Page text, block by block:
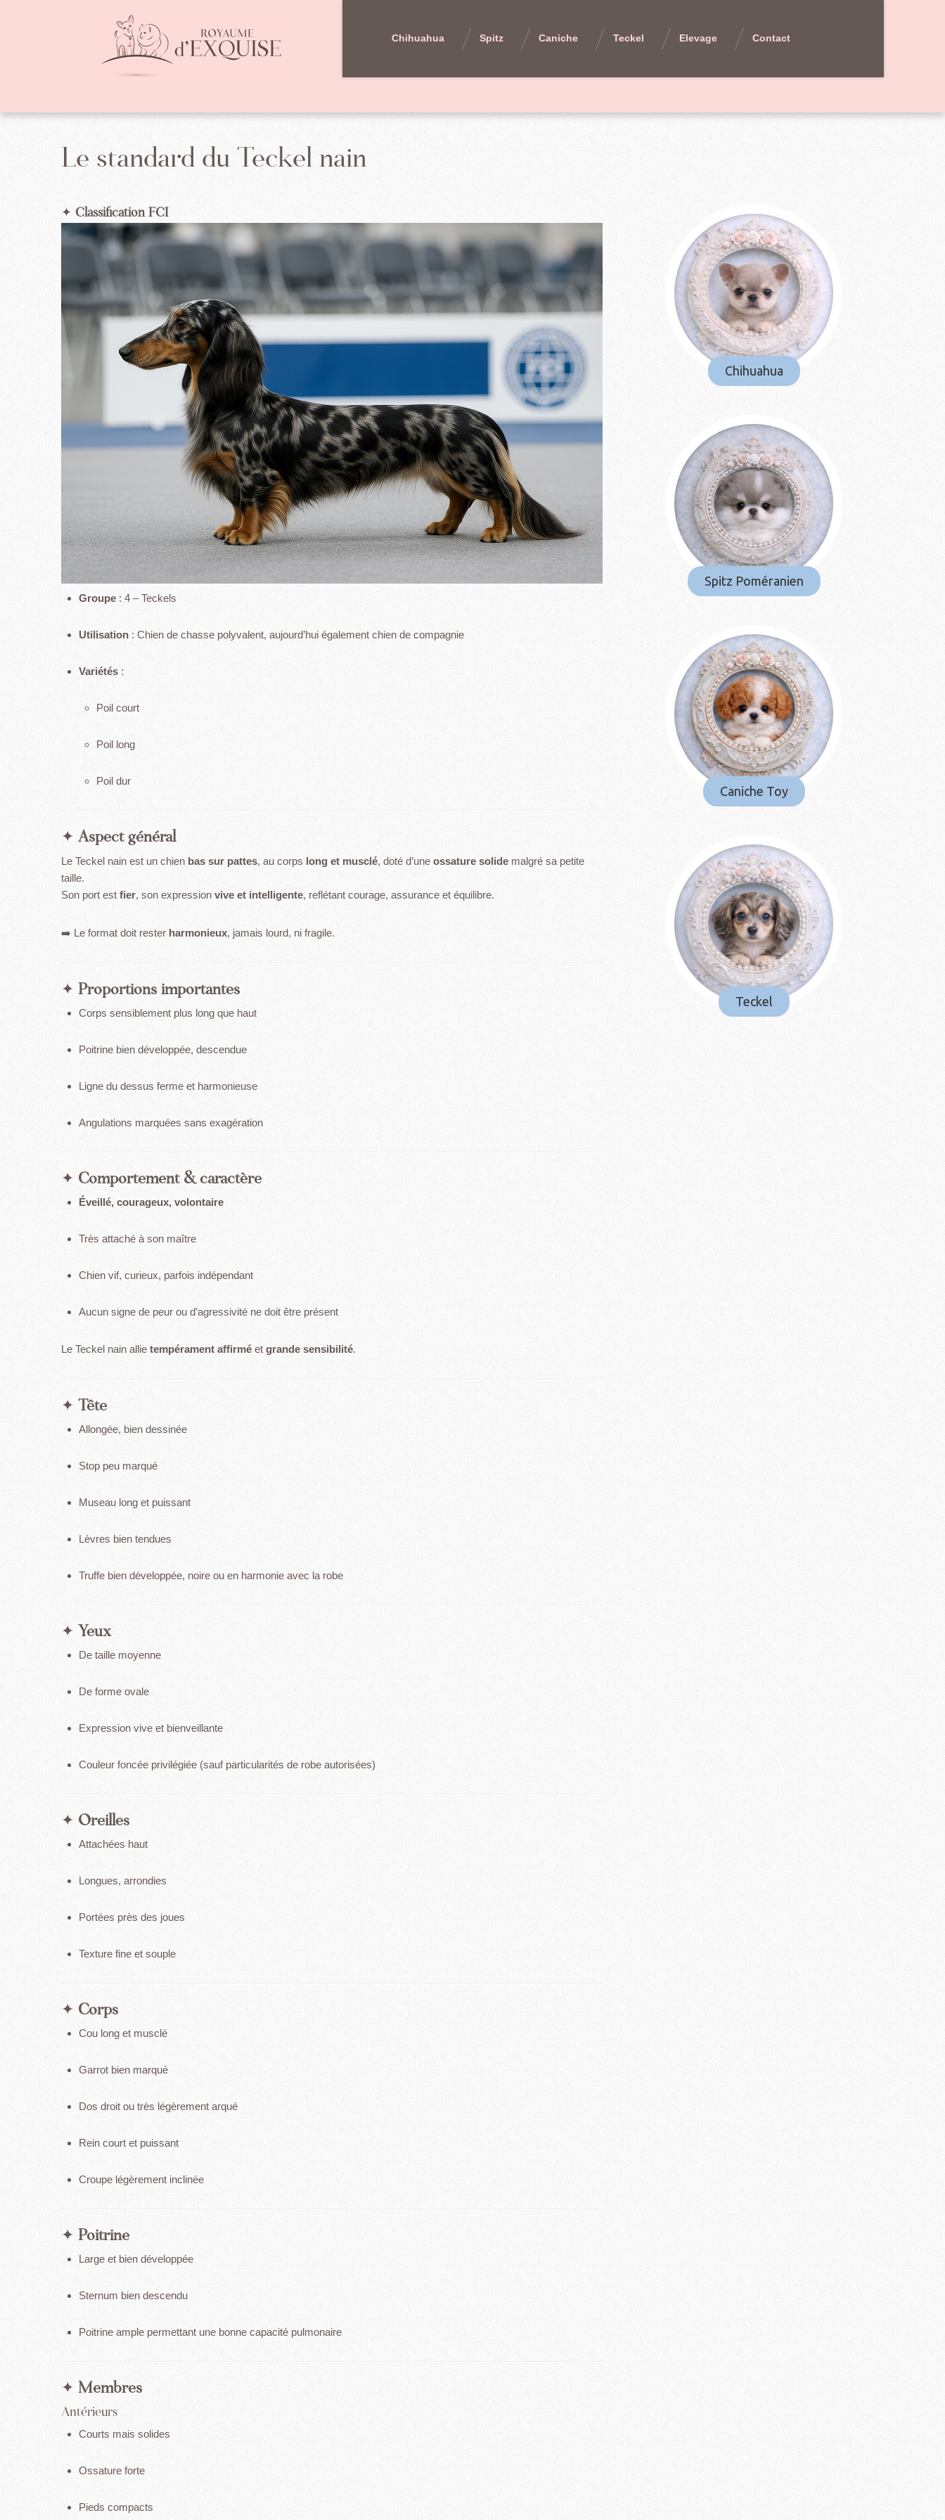
Chihuahua Spitz Caniche Teckel Elevage Contact
Le standard du Teckel nain
✦ Classification FCI
Groupe : 4 – Teckels
Utilisation : Chien de chasse polyvalent, aujourd’hui également chien de compagnie
Variétés :
Poil court
Poil long
Poil dur
✦ Aspect général
Le Teckel nain est un chien bas sur pattes, au corps long et musclé, doté d’une ossature solide malgré sa petite
taille.
Son port est fier, son expression vive et intelligente, reflétant courage, assurance et équilibre.
➡️ Le format doit rester harmonieux, jamais lourd, ni fragile.
✦ Proportions importantes
Corps sensiblement plus long que haut
Poitrine bien développée, descendue
Ligne du dessus ferme et harmonieuse
Angulations marquées sans exagération
✦ Comportement & caractère
Éveillé, courageux, volontaire
Très attaché à son maître
Chien vif, curieux, parfois indépendant
Aucun signe de peur ou d’agressivité ne doit être présent
Le Teckel nain allie tempérament affirmé et grande sensibilité.
✦ Tête
Allongée, bien dessinée
Stop peu marqué
Museau long et puissant
Lèvres bien tendues
Truffe bien développée, noire ou en harmonie avec la robe
✦ Yeux
De taille moyenne
De forme ovale
Expression vive et bienveillante
Couleur foncée privilégiée (sauf particularités de robe autorisées)
✦ Oreilles
Attachées haut
Longues, arrondies
Portées près des joues
Texture fine et souple
✦ Corps
Cou long et musclé
Garrot bien marqué
Dos droit ou très légèrement arqué
Rein court et puissant
Croupe légèrement inclinée
✦ Poitrine
Large et bien développée
Sternum bien descendu
Poitrine ample permettant une bonne capacité pulmonaire
✦ Membres
Antérieurs
Courts mais solides
Ossature forte
Pieds compacts
Chihuahua
Spitz Poméranien
Caniche Toy
Teckel